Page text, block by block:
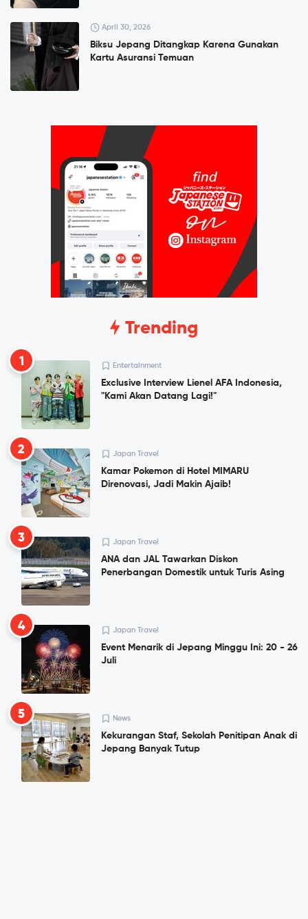
April 30, 2026
Biksu Jepang Ditangkap Karena Gunakan
Kartu Asuransi Temuan
Trending
1 Entertainment
Exclusive Interview Lienel AFA Indonesia,
"Kami Akan Datang Lagi!"
2 Japan Travel
Kamar Pokemon di Hotel MIMARU
Direnovasi, Jadi Makin Ajaib!
3 Japan Travel
ANA dan JAL Tawarkan Diskon
Penerbangan Domestik untuk Turis Asing
4 Japan Travel
Event Menarik di Jepang Minggu Ini: 20 - 26
Juli
5 News
Kekurangan Staf, Sekolah Penitipan Anak di
Jepang Banyak Tutup